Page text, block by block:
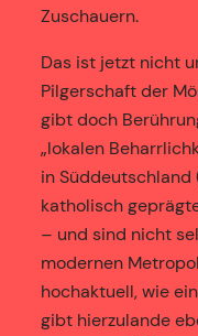
Zuschauern.
Das ist jetzt nicht
Pilgerschaft der
gibt doch
„lokalen
in Süddeutschland
katholisch
– und sind nicht
modernen
hochaktuell, wie
gibt hierzulande